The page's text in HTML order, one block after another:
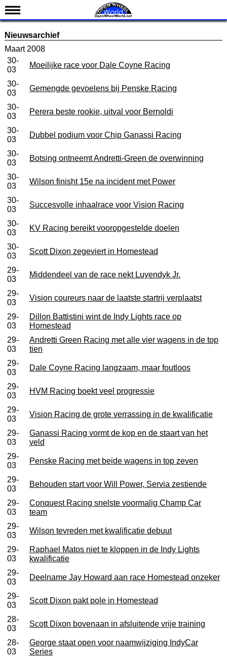
Kalender
Uitslagen
Standen
Coureurs
Teams
IndyCar 101
English
Nieuwsarchief
Maart 2008
30-
03
Moeilijke race voor Dale Coyne Racing
30-
03
Gemengde gevoelens bij Penske Racing
30-
03
Perera beste rookie, uitval voor Bernoldi
30-
03
Dubbel podium voor Chip Ganassi Racing
30-
03
Botsing ontneemt Andretti-Green de overwinning
30-
03
Wilson finisht 15e na incident met Power
30-
03
Succesvolle inhaalrace voor Vision Racing
30-
03
KV Racing bereikt vooropgestelde doelen
30-
03
Scott Dixon zegeviert in Homestead
29-
03
Middendeel van de race nekt Luyendyk Jr.
29-
03
Vision coureurs naar de laatste startrij verplaatst
29-
03
Dillon Battistini wint de Indy Lights race op
Homestead
29-
03
Andretti Green Racing met alle vier wagens in de top
tien
29-
03
Dale Coyne Racing langzaam, maar foutloos
29-
03
HVM Racing boekt veel progressie
29-
03
Vision Racing de grote verrassing in de kwalificatie
29-
03
Ganassi Racing vormt de kop en de staart van het
veld
29-
03
Penske Racing met beide wagens in top zeven
29-
03
Behouden start voor Will Power, Servia zestiende
29-
03
Conquest Racing snelste voormalig Champ Car
team
29-
03
Wilson tevreden met kwalificatie debuut
29-
03
Raphael Matos niet te kloppen in de Indy Lights
kwalificatie
29-
03
Deelname Jay Howard aan race Homestead onzeker
29-
03
Scott Dixon pakt pole in Homestead
28-
03
Scott Dixon bovenaan in afsluitende vrije training
28-
03
George staat open voor naamwijziging IndyCar
Series